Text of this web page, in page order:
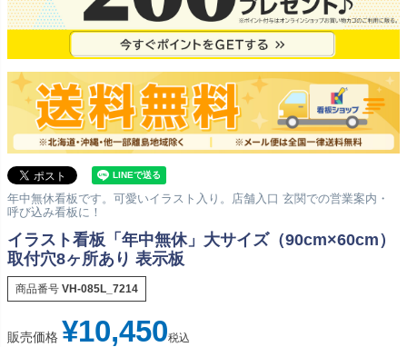
年中無休看板です。可愛いイラスト入り。店舗入口 玄関での営業案内・
呼び込み看板に！
イラスト看板「年中無休」大サイズ（90cm×60cm）
取付穴8ヶ所あり 表示板
商品番号 VH-085L_7214
販売価格 ¥10,450税込